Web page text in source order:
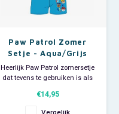
Paw Patrol Zomer
Setje - Aqua/Grijs
Heerlijk Paw Patrol zomersetje
dat tevens te gebruiken is als
nachten. Dit leuke Nick Jr.
jongens setje bestaat uit een
€14,95